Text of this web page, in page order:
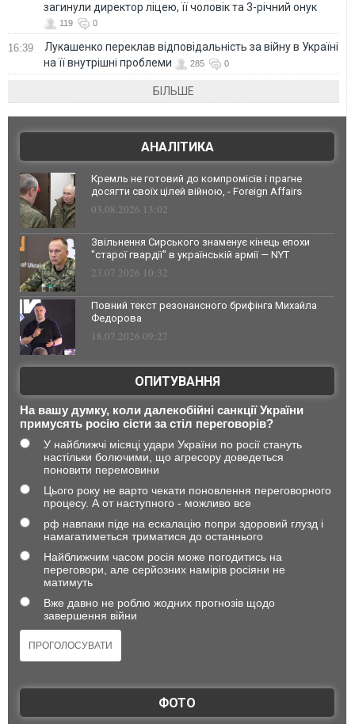
загинули директор ліцею, її чоловік та 3-річний онук
119 0
16:39
Лукашенко переклав відповідальність за війну в Україні
на її внутрішні проблеми
285 0
БІЛЬШЕ
АНАЛІТИКА
Кремль не готовий до компромісів і прагне
досягти своїх цілей війною, - Foreign Affairs
03.08.2026 13:02
Звільнення Сирського знаменує кінець епохи
"старої гвардії" в українській армії — NYT
23.07.2026 10:32
Повний текст резонансного брифінга Михайла
Федорова
18.07.2026 09:27
ОПИТУВАННЯ
На вашу думку, коли далекобійні санкції України
примусять росію сісти за стіл переговорів?
У найближчі місяці удари України по росії стануть
настільки болючими, що агресору доведеться
поновити перемовини
Цього року не варто чекати поновлення переговорного
процесу. А от наступного - можливо все
рф навпаки піде на ескалацію попри здоровий глузд і
намагатиметься триматися до останнього
Найближчим часом росія може погодитись на
переговори, але серйозних намірів росіяни не
матимуть
Вже давно не роблю жодних прогнозів щодо
завершення війни
ФОТО